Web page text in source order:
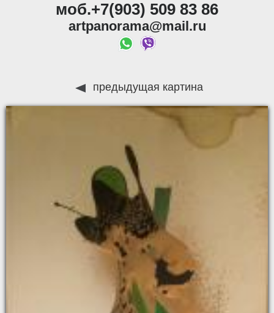
моб.+7(903) 509 83 86
artpanorama@mail.ru
предыдущая картина